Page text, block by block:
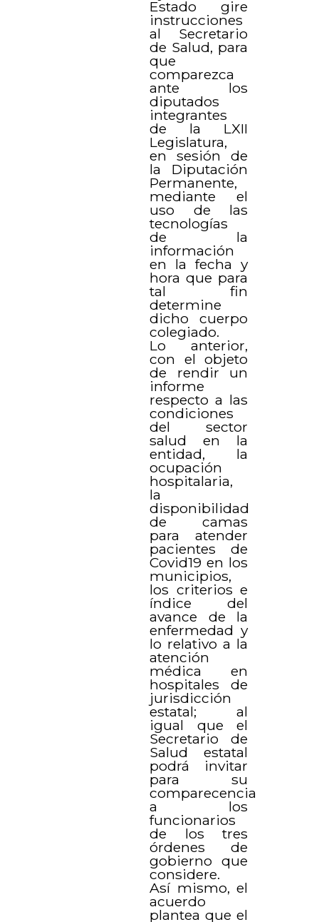
Estado gire
instrucciones
al Secretario
de Salud, para
que
comparezca
ante los
diputados
integrantes
de la LXII
Legislatura,
en sesión de
la Diputación
Permanente,
mediante el
uso de las
tecnologías
de la
información
en la fecha y
hora que para
tal fin
determine
dicho cuerpo
colegiado.
Lo anterior,
con el objeto
de rendir un
informe
respecto a las
condiciones
del sector
salud en la
entidad, la
ocupación
hospitalaria,
la
disponibilidad
de camas
para atender
pacientes de
Covid19 en los
municipios,
los criterios e
índice del
avance de la
enfermedad y
lo relativo a la
atención
médica en
hospitales de
jurisdicción
estatal; al
igual que el
Secretario de
Salud estatal
podrá invitar
para su
comparecencia
a los
funcionarios
de los tres
órdenes de
gobierno que
considere.
Así mismo, el
acuerdo
plantea que el